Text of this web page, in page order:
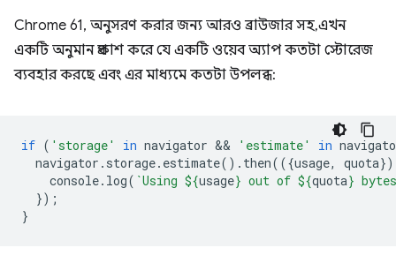
Chrome 61, অনুসরণ করার জন্য আরও ব্রাউজার সহ, এখন
একটি অনুমান প্রকাশ করে যে একটি ওয়েব অ্যাপ কতটা স্টোরেজ
ব্যবহার করছে এবং এর মাধ্যমে কতটা উপলব্ধ:
if ( 'storage' in navigator && 'estimate' in
navigator . storage. estimate(). then(({usage, quota})
console. log( `Using ${usage} out of ${quota}
});
}